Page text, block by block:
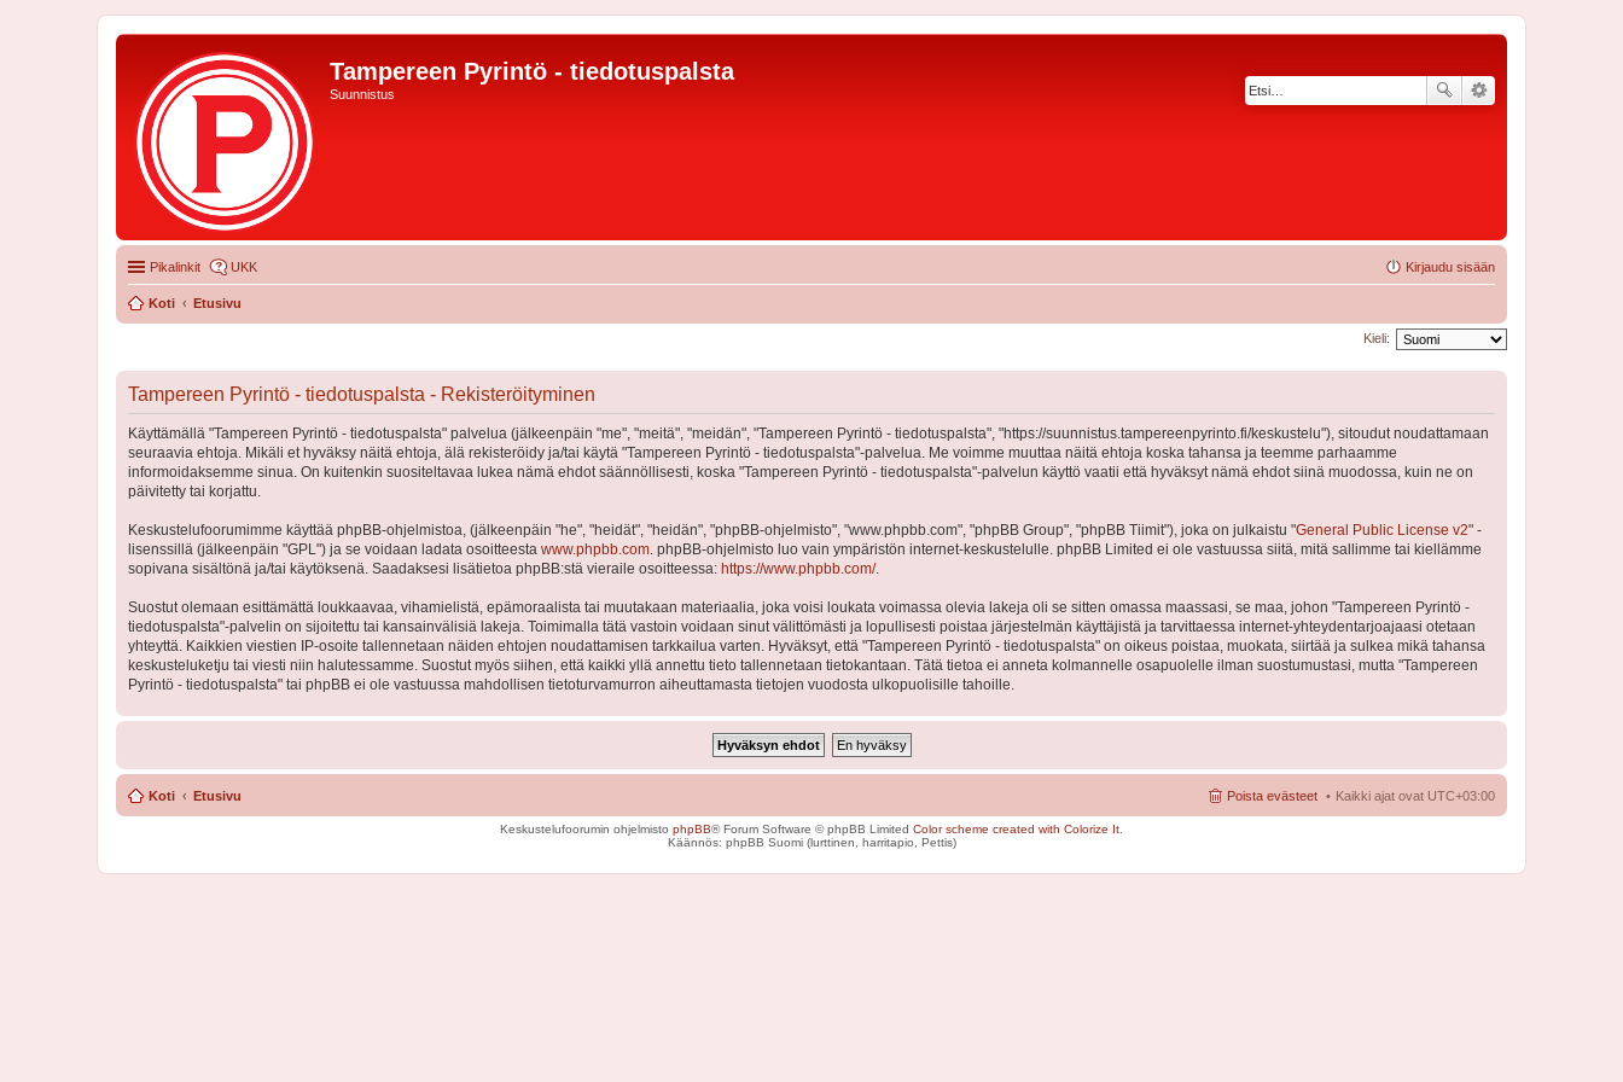
Tampereen Pyrintö - tiedotuspalsta
Suunnistus
Pikalinkit UKK Kirjaudu sisään
Koti Etusivu
Kieli:
Tampereen Pyrintö - tiedotuspalsta - Rekisteröityminen
Käyttämällä "Tampereen Pyrintö - tiedotuspalsta" palvelua (jälkeenpäin "me", "meitä", "meidän", "Tampereen Pyrintö - tiedotuspalsta", "https://suunnistus.tampereenpyrinto.fi/keskustelu"), sitoudut noudattamaan
seuraavia ehtoja. Mikäli et hyväksy näitä ehtoja, älä rekisteröidy ja/tai käytä "Tampereen Pyrintö - tiedotuspalsta"-palvelua. Me voimme muuttaa näitä ehtoja koska tahansa ja teemme parhaamme
informoidaksemme sinua. On kuitenkin suositeltavaa lukea nämä ehdot säännöllisesti, koska "Tampereen Pyrintö - tiedotuspalsta"-palvelun käyttö vaatii että hyväksyt nämä ehdot siinä muodossa, kuin ne on
päivitetty tai korjattu.
Keskustelufoorumimme käyttää phpBB-ohjelmistoa, (jälkeenpäin "he", "heidät", "heidän", "phpBB-ohjelmisto", "www.phpbb.com", "phpBB Group", "phpBB Tiimit"), joka on julkaistu "General Public License v2" -
lisenssillä (jälkeenpäin "GPL") ja se voidaan ladata osoitteesta www.phpbb.com . phpBB-ohjelmisto luo vain ympäristön internet-keskustelulle. phpBB Limited ei ole vastuussa siitä, mitä sallimme tai kiellämme
sopivana sisältönä ja/tai käytöksenä. Saadaksesi lisätietoa phpBB:stä vieraile osoitteessa: https://www.phpbb.com/.
Suostut olemaan esittämättä loukkaavaa, vihamielistä, epämoraalista tai muutakaan materiaalia, joka voisi loukata voimassa olevia lakeja oli se sitten omassa maassasi, se maa, johon "Tampereen Pyrintö -
tiedotuspalsta"-palvelin on sijoitettu tai kansainvälisiä lakeja. Toimimalla tätä vastoin voidaan sinut välittömästi ja lopullisesti poistaa järjestelmän käyttäjistä ja tarvittaessa internet-yhteydentarjoajaasi otetaan
yhteyttä. Kaikkien viestien IP-osoite tallennetaan näiden ehtojen noudattamisen tarkkailua varten. Hyväksyt, että "Tampereen Pyrintö - tiedotuspalsta" on oikeus poistaa, muokata, siirtää ja sulkea mikä tahansa
keskusteluketju tai viesti niin halutessamme. Suostut myös siihen, että kaikki yllä annettu tieto tallennetaan tietokantaan. Tätä tietoa ei anneta kolmannelle osapuolelle ilman suostumustasi, mutta "Tampereen
Pyrintö - tiedotuspalsta" tai phpBB ei ole vastuussa mahdollisen tietoturvamurron aiheuttamasta tietojen vuodosta ulkopuolisille tahoille.
Koti Etusivu Kaikki ajat ovat UTC+03:00
Poista evästeet
Keskustelufoorumin ohjelmisto phpBB® Forum Software © phpBB Limited Color scheme created with Colorize It
Käännös: phpBB Suomi (lurttinen, harritapio, Pettis)